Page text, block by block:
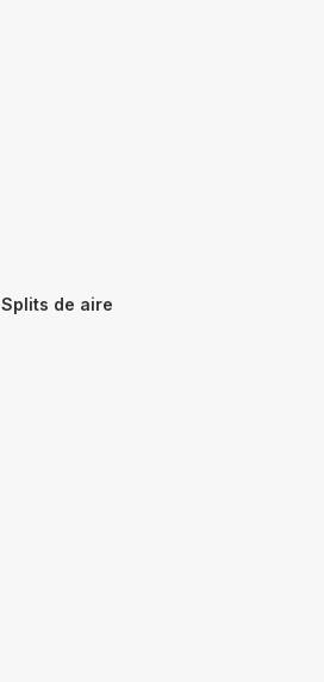
Splits de aire